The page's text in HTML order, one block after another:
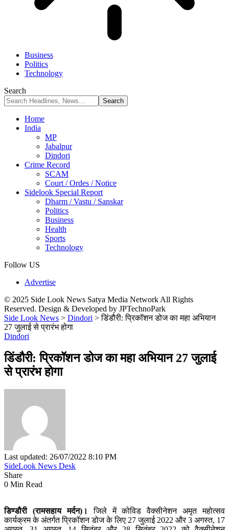
Business
Politics
Technology
Search
Home
India
MP
Jabalpur
Dindori
Crime Record
SCAM
Court / Ordes / Notice
Sidelook Special Report
Dharm / Vastu / Sanskar
Politics
Business
Health
Sports
Technology
Follow US
Advertise
© 2025 Side Look News Satya Media Network All Rights
Reserved. Design & Developed by JPTechnoPark
Side Look News > Dindori >डिंडौरी: प्रिकॉशन डोज का महा अभियान
27 जुलाई से प्रारंभ होगा
Dindori
डिंडौरी: प्रिकॉशन डोज का महा अभियान 27 जुलाई
से प्रारंभ होगा
Last updated: 26/07/2022 8:10 PM
SideLook News Desk
Share
0 Min Read
डिण्‍डौरी (रामसहाय मर्दन)।
जिले में कोविड वैक्सीनेशन अमृत महोत्सव
कार्यक्रम के अंतर्गत प्रिकॉशन डोज के लिए 27 जुलाई 2022 और 3 अगस्त, 17